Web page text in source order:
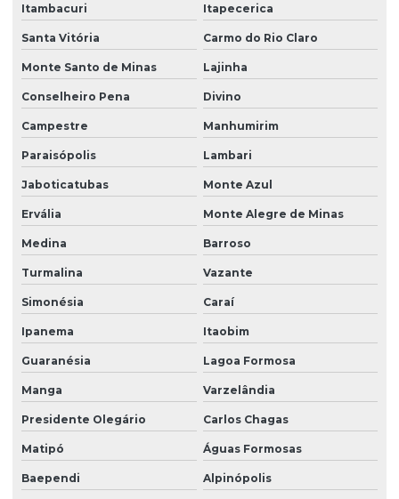
Itambacuri Itapecerica
Santa Vitória Carmo do Rio Claro
Monte Santo de Minas Lajinha
Conselheiro Pena Divino
Campestre Manhumirim
Paraisópolis Lambari
Jaboticatubas Monte Azul
Ervália Monte Alegre de Minas
Medina Barroso
Turmalina Vazante
Simonésia Caraí
Ipanema Itaobim
Guaranésia Lagoa Formosa
Manga Varzelândia
Presidente Olegário Carlos Chagas
Matipó Águas Formosas
Baependi Alpinópolis